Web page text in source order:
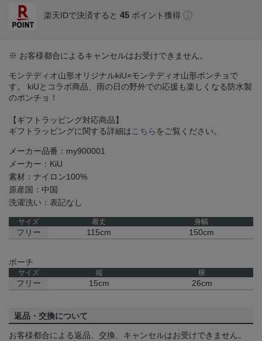
楽天IDで決済すると 45 ポイント獲得
※ お客様都合によるキャンセルはお受けできません。
モンテディオ山形オリジナルkiU×モンテディオ山形ポンチョで
す。 kiUとコラボ商品、雨の日の野外での応援も楽しくなる防水製
のポンチョ！
【ギフトラッピング対応商品】
ギフトラッピングに関する詳細は こちら をご覧ください。
メーカー品番：my900001
メーカー：KiU
素材：ナイロン100%
原産国：中国
洗濯洗い：表記なし
サイズ 着丈 身幅
フリー 115cm 150cm
ポーチ
サイズ 縦 横
フリー 15cm 26cm
返品・交換について
お客様都合による返品、交換、キャンセルはお受けできません。